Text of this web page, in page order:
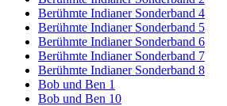
Berühmte Indianer Sonderband 4
Berühmte Indianer Sonderband 5
Berühmte Indianer Sonderband 6
Berühmte Indianer Sonderband 7
Berühmte Indianer Sonderband 8
Bob und Ben 1
Bob und Ben 10